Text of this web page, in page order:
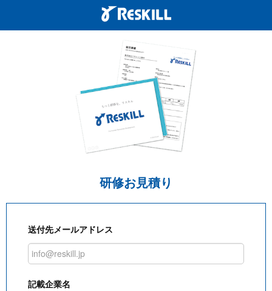
研修お見積り
送付先メールアドレス
記載企業名